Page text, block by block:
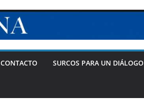
CONTACTO SURCOS PARA UN DIÁLOGO